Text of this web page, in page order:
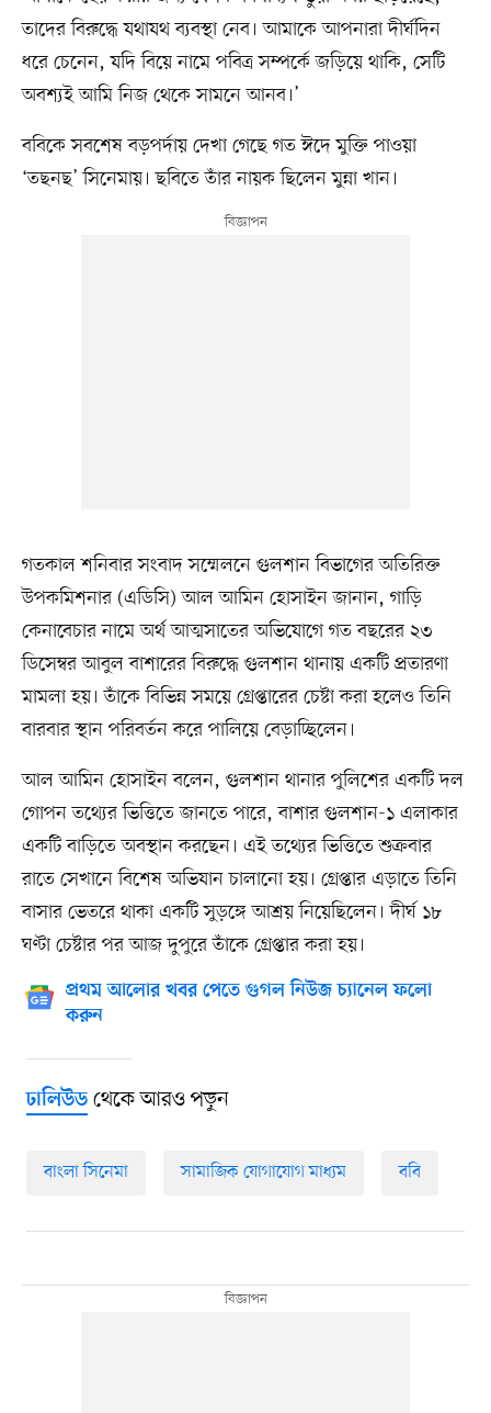
তাদের বিরুদ্ধে যথাযথ ব্যবস্থা নেব। আমাকে আপনারা দীর্ঘদিন
ধরে চেনেন, যদি বিয়ে নামে পবিত্র সম্পর্কে জড়িয়ে থাকি, সেটি
অবশ্যই আমি নিজ থেকে সামনে আনব।’
ববিকে সবশেষ বড়পর্দায় দেখা গেছে গত ঈদে মুক্তি পাওয়া
‘তছনছ’ সিনেমায়। ছবিতে তাঁর নায়ক ছিলেন মুন্না খান।
গতকাল শনিবার সংবাদ সম্মেলনে গুলশান বিভাগের অতিরিক্ত
উপকমিশনার (এডিসি) আল আমিন হোসাইন জানান, গাড়ি
কেনাবেচার নামে অর্থ আত্মসাতের অভিযোগে গত বছরের ২৩
ডিসেম্বর আবুল বাশারের বিরুদ্ধে গুলশান থানায় একটি প্রতারণা
মামলা হয়। তাঁকে বিভিন্ন সময়ে গ্রেপ্তারের চেষ্টা করা হলেও তিনি
বারবার স্থান পরিবর্তন করে পালিয়ে বেড়াচ্ছিলেন।
আল আমিন হোসাইন বলেন, গুলশান থানার পুলিশের একটি দল
গোপন তথ্যের ভিত্তিতে জানতে পারে, বাশার গুলশান-১ এলাকার
একটি বাড়িতে অবস্থান করছেন। এই তথ্যের ভিত্তিতে শুক্রবার
রাতে সেখানে বিশেষ অভিযান চালানো হয়। গ্রেপ্তার এড়াতে তিনি
বাসার ভেতরে থাকা একটি সুড়ঙ্গে আশ্রয় নিয়েছিলেন। দীর্ঘ ১৮
ঘণ্টা চেষ্টার পর আজ দুপুরে তাঁকে গ্রেপ্তার করা হয়।
প্রথম আলোর খবর পেতে গুগল নিউজ চ্যানেল ফলো
করুন
ঢালিউডথেকে আরও পড়ুন
বাংলা সিনেমা সামাজিক যোগাযোগ মাধ্যম ববি